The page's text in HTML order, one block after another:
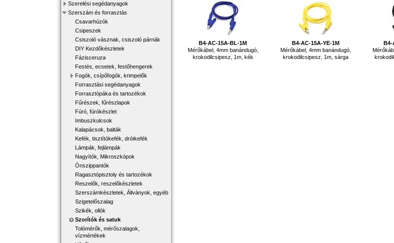
Szerelési segédanyagok
Szerszám és forrasztás
Csavarhúzók
Csipeszek
Csiszoló vásznak, csiszoló párnák
DIY Kezdőkészletek
Fázisceruza
Festés, ecsetek, festőhengerek
Fogók, csípőfogók, krimpelők
Forrasztási segédanyagok
Forrasztópáka és tartozékok
Fűrészek, fűrészlapok
Fúró, fúrókészlet
Imbuszkulcsok
Kalapácsok, balták
Kefék, tisztítókefék, drótkefék
Lámpák, fejlámpák
Nagyítók, Mikroszkópok
Ónszippantók
Ragasztópisztoly és tartozékok
Reszelők, reszelőkészletek
Szerszámkészletek, Állványok, egyéb
Szigetelőszalag
Szikék, ollók
Szorítók és satuk
Tolómérők, mérőszalagok,
vízmértékek
B4-AC-15A-BL-1M
Mérőkábel, 4mm banándugó,
krokodilcsipesz, 1m, kék
B4-AC-15A-YE-1M
Mérőkábel, 4mm banándugó,
krokodilcsipesz, 1m, sárga
B4-